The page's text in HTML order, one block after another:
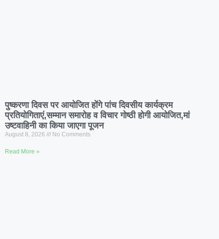
पुष्करणा दिवस पर आयोजित होंगे पांच दिवसीय कार्यक्रम
प्रतियोगिताएं,सम्मान समारोह व विचार गोष्ठी होगी आयोजित,मां
उष्टवाहिनी का किया जाएगा पूजन
August 8, 2026 No Comments
Read More »